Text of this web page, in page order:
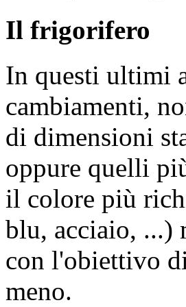
Il frigorifero
In questi ultimi
cambiamenti,
di dimensioni
oppure quelli
il colore più
blu, acciaio, ...)
con l'obiettivo
meno.